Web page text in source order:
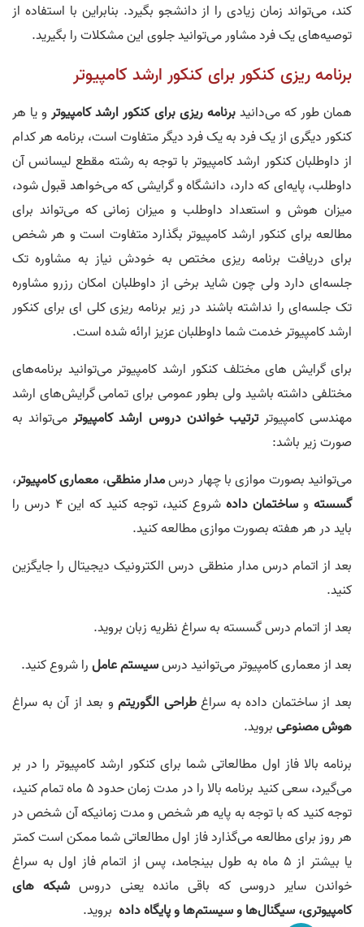
42.
یوسف قادری رتبه ۶٨ کنکور ارشد کامپیوتر
00:03:53
43. آرش دهقانی رتبه ۶٨ کنکور ارشد آی تی
44.
ابوالفضل عصاریان نژاد رتبه ۶٩ کنکور ارشد کامپیوتر
00:01:23
45.
مهدی احمدلو رتبه ۷۱ کنکور ارشد کامپیوتر
00:02:52
46. دانیال درایتی رتبه ٧۶ کنکور ارشد آی تی
00:00:48
47. حوریا خرمکی رتبه ٨٣ آی‌تی
00:03:28
48. فاطمه السادات موسوی رتبه ٨٨ کنکور ارشد کامپیوتر
49.
یاسمین راستی منش رتبه ٨٨ آی‌تی
00:00:55
50. محمد امین معتمدی رتبه ٩٢ کنکور ارشد کامپیوتر
پرهام پوررضی رتبه ٩۴ کنکور ارشد آی تی
00:02:01
00:02:28
53.
آی‌تی
54. مبینا پولایی رتبه ١٧ کنکور ارشد کامپیوتر
00:01:08
55. رئوفه رضایی رتبه ١١ آی تی و رتبه ۶٨ کنکور ارشد کامپیوتر
56.
00:01:31
محمد ستار امامی رتبه ۵ سهمیه مهندسی کامپیوتر
58. امیرحسین قیصر بیگی رتبه 3 سهمیه و 25 کشوری مهندسی کامپیوتر
00:09:45
کند، می‌تواند زمان زیادی را از دانشجو بگیرد. بنابراین با استفاده از
توصیه‌های یک فرد مشاور می‌توانید جلوی این مشکلات را بگیرید.
برنامه ریزی کنکور برای کنکور ارشد کامپیوتر
همان طور که می‌دانیدبرنامه ریزی برای کنکور ارشد کامپیوترو یا هر
کنکور دیگری از یک فرد به یک فرد دیگر متفاوت است، برنامه هر کدام
از داوطلبان کنکور ارشد کامپیوتر با توجه به رشته‌ مقطع لیسانس آن
داوطلب، پایه‌ای که دارد، دانشگاه و گرایشی که می‌خواهد قبول شود،
میزان هوش و استعداد داوطلب و میزان زمانی که می‌تواند برای
مطالعه برای کنکور ارشد کامپیوتر بگذارد متفاوت است و هر شخص
برای دریافت برنامه ریزی مختص به خودش نیاز به مشاوره تک
جلسه‌ای دارد ولی چون شاید برخی از داوطلبان امکان رزرو مشاوره
تک جلسه‌ای را نداشته باشند در زیر برنامه ریزی کلی ای برای کنکور
ارشد کامپیوتر خدمت شما داوطلبان عزیز ارائه شده است.
برای گرایش های مختلف کنکور ارشد کامپیوتر می‌توانید برنامه‌های
مختلفی داشته باشید ولی بطور عمومی برای تمامی گرایش‌های ارشد
مهندسی کامپیوترترتیب خواندن دروس ارشد کامپیوترمی‌تواند به
صورت زیر باشد:
می‌توانید بصورت موازی با چهار درسمدار منطقی، معماری کامپیوتر،
گسستهوساختمان داده
شروع کنید، توجه کنید که این 4 درس را
باید در هر هفته بصورت موازی مطالعه کنید.
بعد از اتمام درس مدار منطقی درس الکترونیک دیجیتال را جایگزین
کنید.
بعد از اتمام درس گسسته به سراغ نظریه زبان بروید.
بعد از معماری کامپیوتر می‌توانید درسسیستم عاملرا شروع کنید.
بعد از ساختمان داده به سراغطراحی الگوریتمو بعد از آن به سراغ
هوش مصنوعیبروید.
برنامه بالا فاز اول مطالعاتی شما برای کنکور ارشد کامپیوتر را در بر
می‌گیرد، سعی کنید برنامه بالا را در مدت زمان حدود 5 ماه تمام کنید،
توجه کنید که با توجه به پایه هر شخص و مدت زمانیکه آن شخص در
هر روز برای مطالعه می‌گذارد فاز اول مطالعاتی شما ممکن است کمتر
یا بیشتر از 5 ماه به طول بینجامد، پس از اتمام فاز اول به سراغ
خواندن سایر دروسی که باقی مانده یعنی دروس شبکه های
کامپیوتری، سیگنال‌ها و سیستم‌ها وپایگاه داده بروید.